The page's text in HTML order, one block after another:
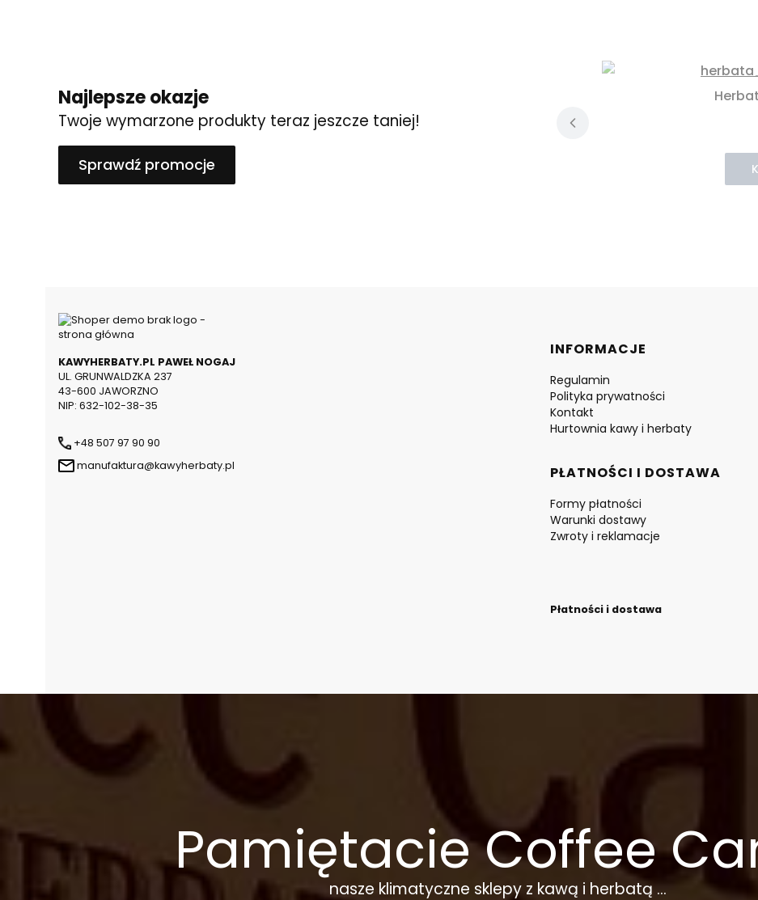
Najlepsze okazje
Twoje wymarzone produkty teraz jeszcze taniej!
Sprawdź promocje
KAWYHERBATY.PL PAWEŁ NOGAJ
UL. GRUNWALDZKA 237
43-600 JAWORZNO
NIP: 632-102-38-35
+48 507 97 90 90
manufaktura@kawyherbaty.pl
Linki w stopce
INFORMACJE
Regulamin
Polityka prywatności
Kontakt
Hurtownia kawy i herbaty
PŁATNOŚCI I DOSTAWA
Formy płatności
Warunki dostawy
Zwroty i reklamacje
Płatności i dostawa
Pamiętacie Coffee
nasze klimatyczne sklepy z kawą i herbatą ...